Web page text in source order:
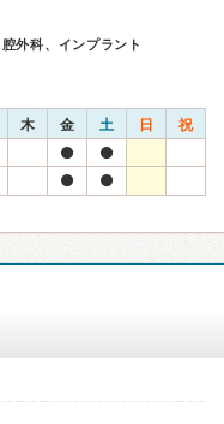
外科、インプラント
木 金 土 日 祝